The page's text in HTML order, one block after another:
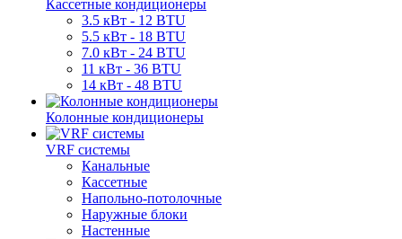
Кассетные кондиционеры
3.5 кВт - 12 BTU
5.5 кВт - 18 BTU
7.0 кВт - 24 BTU
11 кВт - 36 BTU
14 кВт - 48 BTU
Колонные кондиционеры
VRF системы
Канальные
Кассетные
Напольно-потолочные
Наружные блоки
Настенные